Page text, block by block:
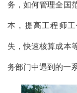
务，如何管理全国
本，提高工程师
失，快速核算成本
务部门中遇到的一